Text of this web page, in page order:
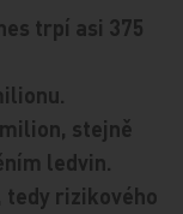
trpí asi 375
stejně
ledvin.
rizikového